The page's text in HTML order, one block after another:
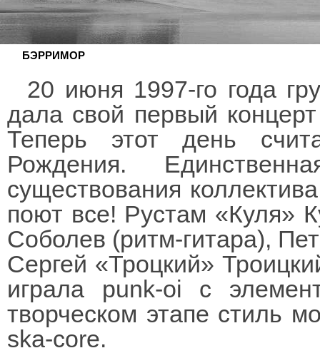
БЭРРИМОР
20 июня 1997-го года
дала свой первый
Теперь этот день
Рождения.
существования
поют все! Рустам «Куля»
Соболев (ритм-гитара),
Сергей «Троцкий»
играла punk-oi с
творческом этапе стиль
ska-core.